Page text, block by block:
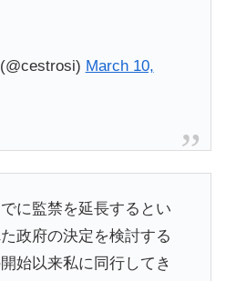
March 10,
に監禁を延長するとい
政府の決定を検討する
始以来私に同行してき